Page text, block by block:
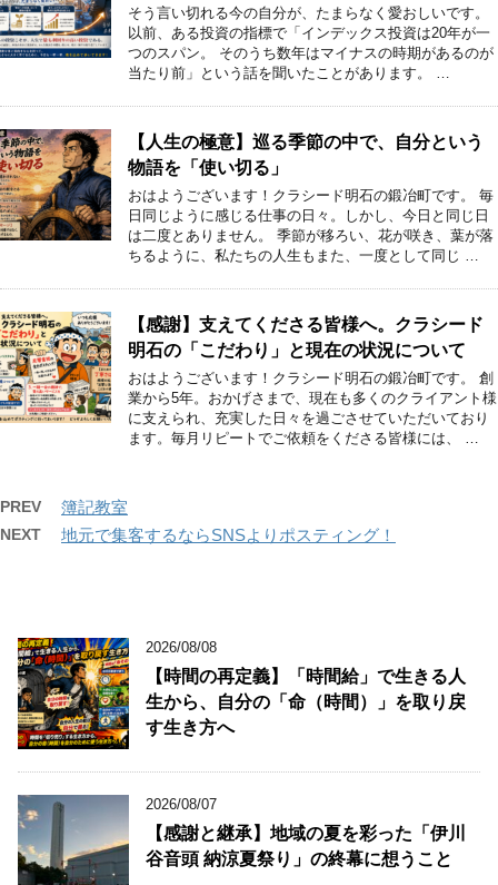
そう言い切れる今の自分が、たまらなく愛おしいです。
以前、ある投資の指標で「インデックス投資は20年が一
つのスパン。 そのうち数年はマイナスの時期があるのが
当たり前」という話を聞いたことがあります。 …
【人生の極意】巡る季節の中で、自分という
物語を「使い切る」
おはようございます！クラシード明石の鍛冶町です。 毎
日同じように感じる仕事の日々。しかし、今日と同じ日
は二度とありません。 季節が移ろい、花が咲き、葉が落
ちるように、私たちの人生もまた、一度として同じ …
【感謝】支えてくださる皆様へ。クラシード
明石の「こだわり」と現在の状況について
おはようございます！クラシード明石の鍛冶町です。 創
業から5年。おかげさまで、現在も多くのクライアント様
に支えられ、充実した日々を過ごさせていただいており
ます。毎月リピートでご依頼をくださる皆様には、 …
PREV 簿記教室
NEXT 地元で集客するならSNSよりポスティング！
2026/08/08
【時間の再定義】「時間給」で生きる人
生から、自分の「命（時間）」を取り戻
す生き方へ
2026/08/07
【感謝と継承】地域の夏を彩った「伊川
谷音頭 納涼夏祭り」の終幕に想うこと